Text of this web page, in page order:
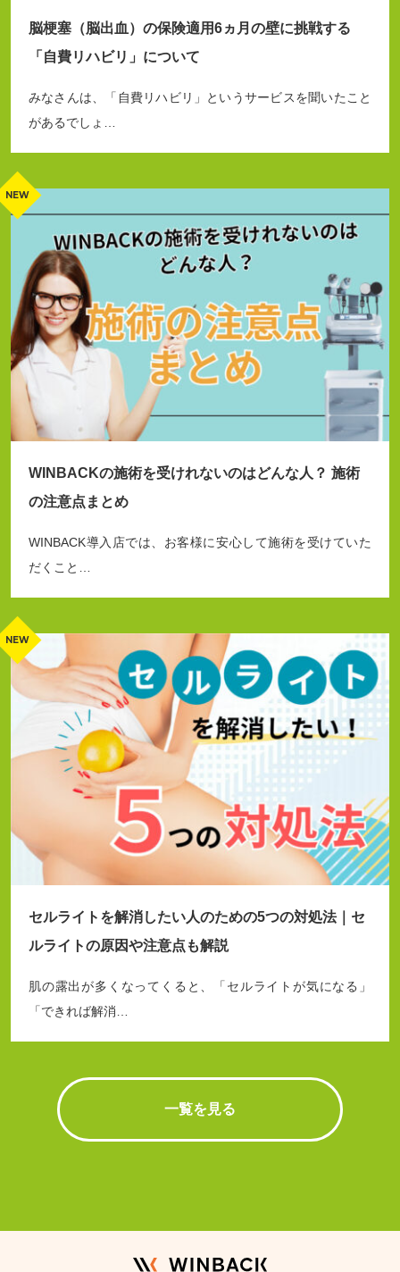
脳梗塞（脳出血）の保険適用6ヵ月の壁に挑戦する
「自費リハビリ」について
みなさんは、「自費リハビリ」というサービスを聞いたこと
があるでしょ…
WINBACKの施術を受けれないのはどんな人？ 施術
の注意点まとめ
WINBACK導入店では、お客様に安心して施術を受けていた
だくこと…
セルライトを解消したい人のための5つの対処法｜セ
ルライトの原因や注意点も解説
肌の露出が多くなってくると、「セルライトが気になる」
「できれば解消…
一覧を見る